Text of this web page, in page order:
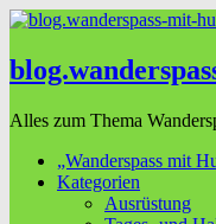
Alles zum Thema
„Wanderspass mit
Kategorien
Ausrüstung